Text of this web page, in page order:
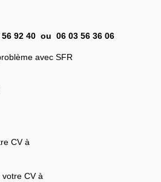
56 92 40 ou 06 03 56 36 06
avec SFR
CV à
CV à